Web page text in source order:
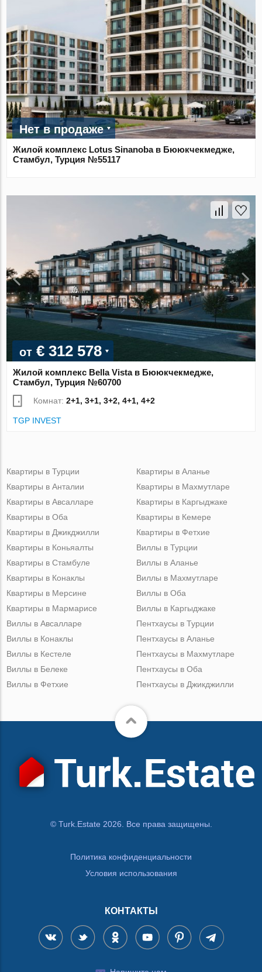
Нет в продаже
Жилой комплекс Lotus Sinanoba в Бююкчекмедже,
Стамбул, Турция №55117
от € 312 578
Жилой комплекс Bella Vista в Бююкчекмедже,
Стамбул, Турция №60700
Комнат:2+1, 3+1, 3+2, 4+1, 4+2
TGP INVEST
Квартиры в Турции
Квартиры в Анталии
Квартиры в Авсалларе
Квартиры в Оба
Квартиры в Джикджилли
Квартиры в Аланье
Квартиры в Махмутларе
Квартиры в Каргыджаке
Квартиры в Кемере
Квартиры в Фетхие
Квартиры в Коньяалты
Квартиры в Стамбуле
Квартиры в Конаклы
Квартиры в Мерсине
Квартиры в Мармарисе
Виллы в Турции
Виллы в Аланье
Виллы в Махмутларе
Виллы в Оба
Виллы в Каргыджаке
Виллы в Авсалларе
Виллы в Конаклы
Виллы в Кестеле
Виллы в Белеке
Виллы в Фетхие
Пентхаусы в Турции
Пентхаусы в Аланье
Пентхаусы в Махмутларе
Пентхаусы в Оба
Пентхаусы в Джикджилли
© Turk.Estate 2026. Все права защищены.
Политика конфиденциальности
Условия использования
КОНТАКТЫ